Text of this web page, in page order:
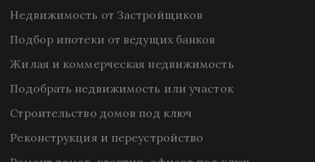
Недвижимость от Застройщиков
Подбор ипотеки от ведущих банков
Жилая и коммерческая недвижимость
Подобрать недвижимость или участок
Строительство домов под ключ
Реконструкция и переустройство